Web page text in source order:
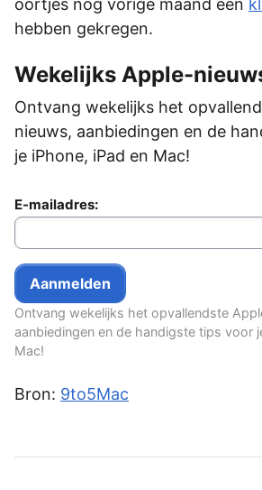
oortjes nog vorige maand een
hebben gekregen.
Wekelijks Apple-
Ontvang wekelijks het
nieuws, aanbiedingen en de
je iPhone, iPad en Mac!
E-mailadres:
Ontvang wekelijks het opvallendste
aanbiedingen en de handigste tips voor
Mac!
Bron: 9to5Mac